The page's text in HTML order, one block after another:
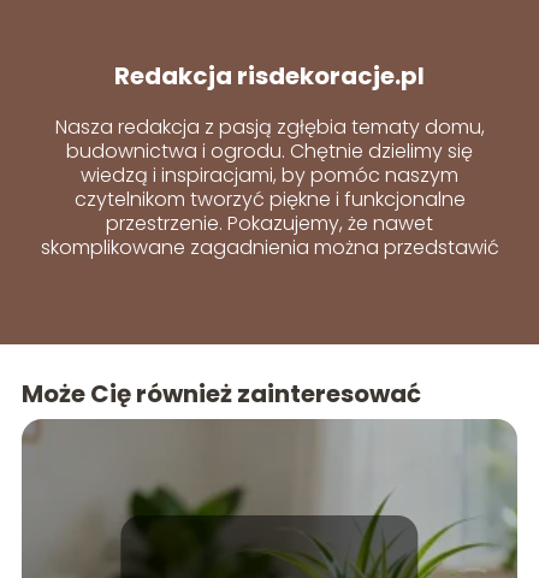
Redakcja risdekoracje.pl
Nasza redakcja z pasją zgłębia tematy domu,
budownictwa i ogrodu. Chętnie dzielimy się
wiedzą i inspiracjami, by pomóc naszym
czytelnikom tworzyć piękne i funkcjonalne
przestrzenie. Pokazujemy, że nawet
skomplikowane zagadnienia można przedstawić
Może Cię również zainteresować